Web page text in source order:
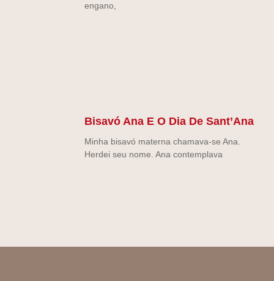
engano,
Bisavó Ana E O Dia De Sant’Ana
Minha bisavó materna chamava-se Ana.
Herdei seu nome. Ana contemplava